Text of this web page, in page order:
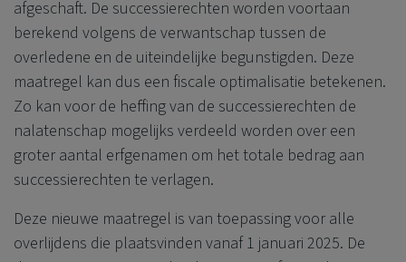
afgeschaft. De successierechten worden voortaan
berekend volgens de verwantschap tussen de
overledene en de uiteindelijke begunstigden. Deze
maatregel kan dus een fiscale optimalisatie betekenen.
Zo kan voor de heffing van de successierechten de
nalatenschap mogelijks verdeeld worden over een
groter aantal erfgenamen om het totale bedrag aan
successierechten te verlagen.
Deze nieuwe maatregel is van toepassing voor alle
overlijdens die plaatsvinden vanaf 1 januari 2025. De